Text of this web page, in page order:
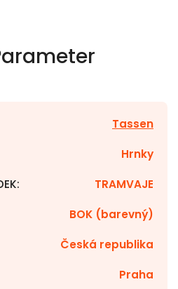
Tassen
Hrnky
: TRAMVAJE
BOK (barevný)
Česká republika
Praha